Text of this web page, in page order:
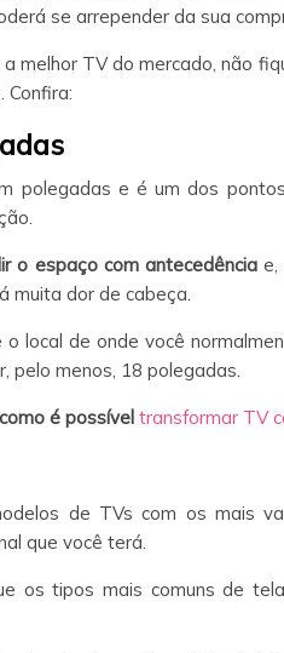
se arrepender da sua
melhor TV do mercado, não
Confira:
polegadas e é um dos
o espaço com antecedência e,
muita dor de cabeça.
local de onde você
pelo menos, 18 polegadas.
é possível transformar TV
de TVs com os mais
que você terá.
os tipos mais comuns de